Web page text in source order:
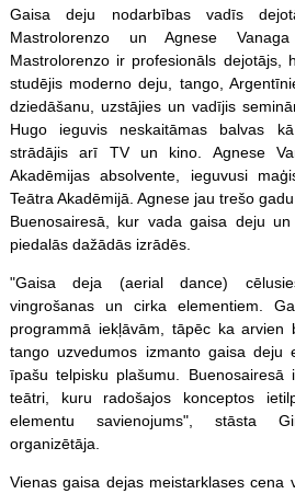
Gaisa deju nodarbības vadīs
Mastrolorenzo un Agnese
Mastrolorenzo ir profesionāls dejotājs,
studējis moderno deju, tango,
dziedāšanu, uzstājies un vadījis
Hugo ieguvis neskaitāmas balvas
strādājis arī TV un kino. Agnese
Akadēmijas absolvente, ieguvusi
Teātra Akadēmijā. Agnese jau trešo
Buenosairesā, kur vada gaisa deju
piedalās dažādās izrādēs.
"Gaisa deja (aerial dance)
vingrošanas un cirka elementiem.
programmā iekļāvām, tāpēc ka arvien
tango uzvedumos izmanto gaisa deju
īpašu telpisku plašumu.
teātri, kuru radošajos konceptos
elementu savienojums", stāsta
organizētāja.
Vienas gaisa dejas meistarklases cena